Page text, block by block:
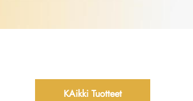
KAikki Tuotteet